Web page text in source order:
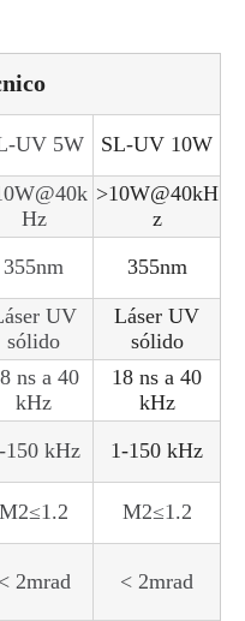
UV 5W SL-UV 10W
Hz
>10W@40kH
z
355nm 355nm
UV
sólido
Láser UV
sólido
ns a 40
kHz
18 ns a 40
kHz
150 kHz 1-150 kHz
M2≤1.2
M2≤1.2
< 2mrad < 2mrad